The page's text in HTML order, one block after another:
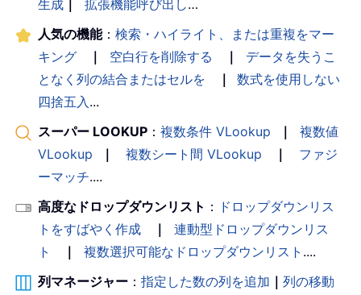
生成 拡張機能呼び出し…
人気の機能： 検索・ハイライト、または重複をマー
キング
｜ 空白行を削除する ｜
データを失うこ
となく列の結合またはセルを
｜
数式を使用しない
四捨五入...
スーパー LOOKUP ： 複数条件 VLookup ｜
複数値
VLookup
｜ 複数シート間 VLookup ｜
ファジ
ーマッチ....
高度なドロップダウンリスト ： ドロップダウンリス
トをすばやく作成
｜
連動型ドロップダウンリス
ト
｜ 複数選択可能なドロップダウンリスト ....
列マネージャー ： 指定した数の列を追加 ｜ 列の移動